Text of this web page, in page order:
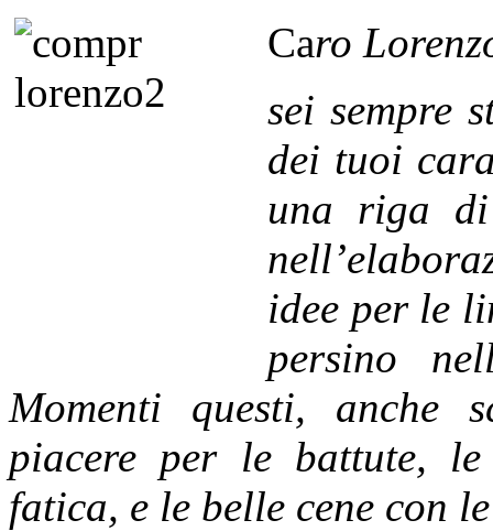
Caro
sei sempre
dei tuoi
una riga
idee per le
persino
Momenti questi, anche
piacere per le battute,
fatica, e le belle cene con